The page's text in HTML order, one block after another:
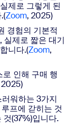
제로 그렇게 된
(Zoom, 2025)
경험의 기본적
실제로 짧은 대기
니다.(Zoom,
인해 구매 행
2025)
워하는 3가지
프에 갇히는 것
(37%)입니다.